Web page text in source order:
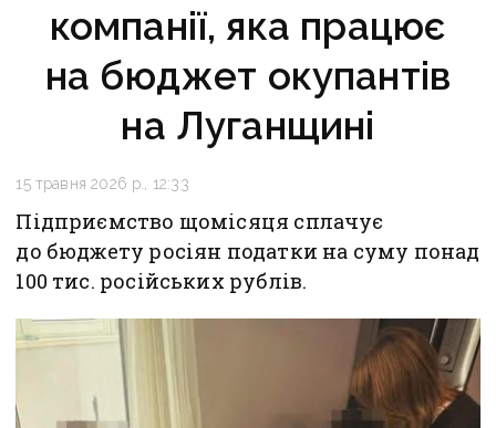
компанії, яка працює
на бюджет окупантів
на Луганщині
15 травня 2026 р., 12:33
Підприємство щомісяця сплачує
до бюджету росіян податки на суму понад
100 тис. російських рублів.